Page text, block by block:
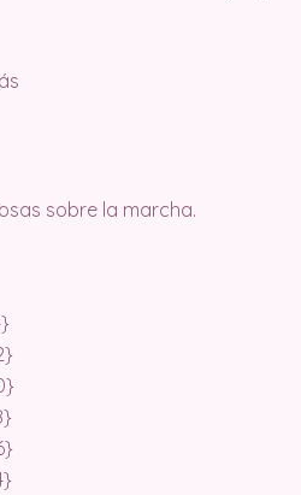
sobre la marcha.